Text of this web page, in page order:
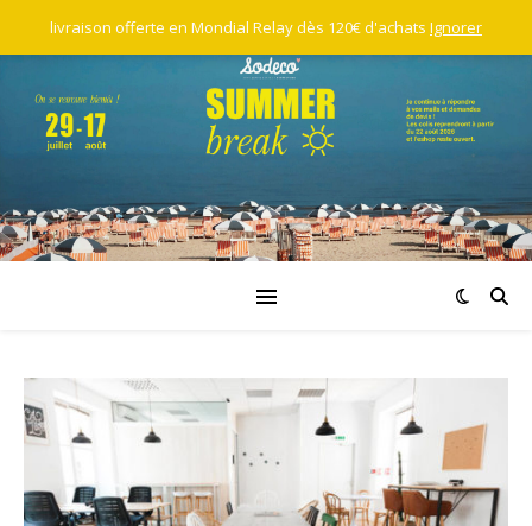
livraison offerte en Mondial Relay dès 120€ d'achats Ignorer